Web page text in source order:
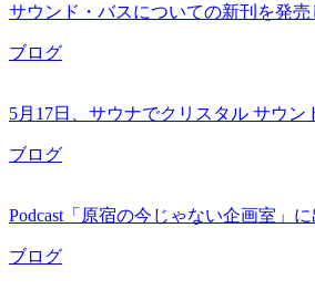
サウンド・バスについての新刊を発売
ブログ
5月17日、サウナでクリスタル サウン
ブログ
Podcast「原宿の今じゃない企画室」
ブログ